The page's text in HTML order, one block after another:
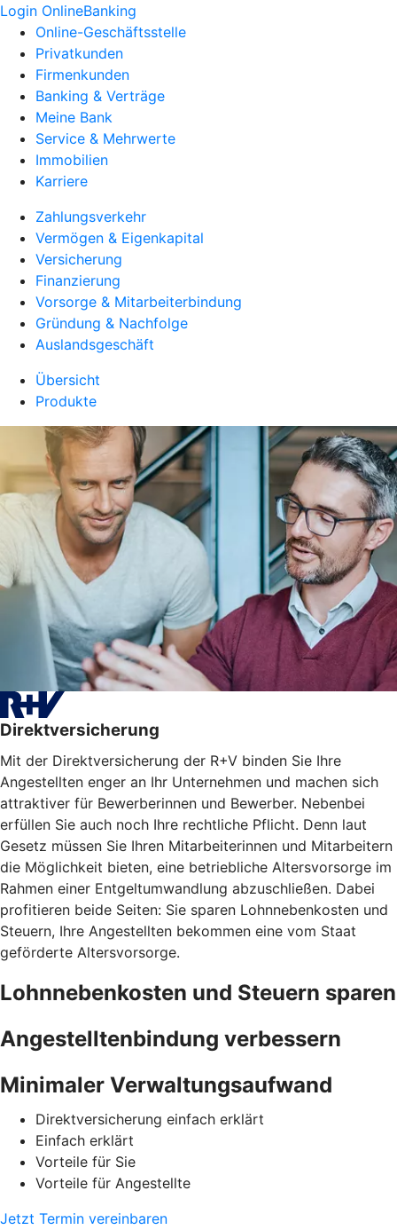
Login OnlineBanking
Online-Geschäftsstelle
Privatkunden
Firmenkunden
Banking & Verträge
Meine Bank
Service & Mehrwerte
Immobilien
Karriere
Zahlungsverkehr
Vermögen & Eigenkapital
Versicherung
Finanzierung
Vorsorge & Mitarbeiterbindung
Gründung & Nachfolge
Auslandsgeschäft
Übersicht
Produkte
Direktversicherung
Mit der Direktversicherung der R+V binden Sie Ihre
Angestellten enger an Ihr Unternehmen und machen sich
attraktiver für Bewerberinnen und Bewerber. Nebenbei
erfüllen Sie auch noch Ihre rechtliche Pflicht. Denn laut
Gesetz müssen Sie Ihren Mitarbeiterinnen und Mitarbeitern
die Möglichkeit bieten, eine betriebliche Altersvorsorge im
Rahmen einer Entgeltumwandlung abzuschließen. Dabei
profitieren beide Seiten: Sie sparen Lohnnebenkosten und
Steuern, Ihre Angestellten bekommen eine vom Staat
geförderte Altersvorsorge.
Lohnnebenkosten und Steuern sparen
Angestelltenbindung verbessern
Minimaler Verwaltungsaufwand
Direktversicherung einfach erklärt
Einfach erklärt
Vorteile für Sie
Vorteile für Angestellte
Jetzt Termin vereinbaren